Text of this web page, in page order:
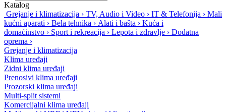
Katalog
Grejanje i klimatizacija › TV, Audio i Video › IT & Telefonija › Mali
kućni aparati › Bela tehnika › Alati i bašta › Kuća i
domaćinstvo › Sport i rekreacija › Lepota i zdravlje › Dodatna
oprema ›
Grejanje i klimatizacija
Klima uređaji
Zidni klima uređaji
Prenosivi klima uređaji
Prozorski klima uređaji
Multi-split sistemi
Komercijalni klima uređaji